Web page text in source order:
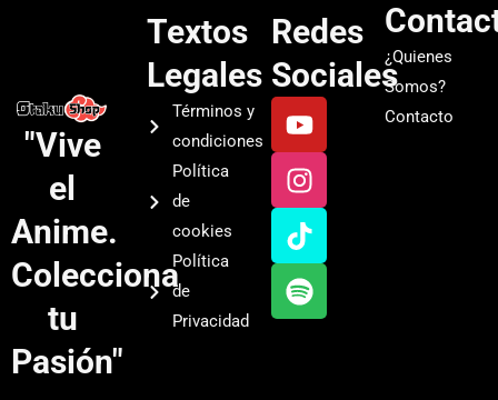
"Vive
el
Anime.
Colecciona
tu
Pasión"
Textos
Legales
Términos y
condiciones
Política
de
cookies
Política
de
Privacidad
Redes
Sociales
Y
o
u
t
u
b
e
I
n
s
t
a
g
r
a
T
i
k
t
o
k
S
p
o
t
i
f
y
¿Quienes
Somos?
Contacto